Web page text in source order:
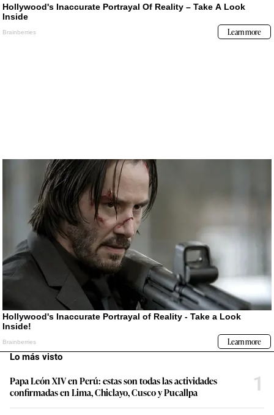
Lo más visto
Papa León XIV en Perú: estas son todas las actividades
confirmadas en Lima, Chiclayo, Cusco y Pucallpa
1